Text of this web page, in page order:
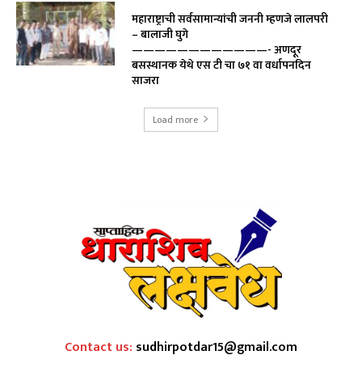
महाराष्ट्राची सर्वसामान्यांची जननी म्हणजे लालपरी
– बालाजी घुगे
————————————- अणदूर
बसस्थानक येथे एस टी चा ७१ वा वर्धापनदिन
साजरा
Load more
Contact us: sudhirpotdar15@gmail.com